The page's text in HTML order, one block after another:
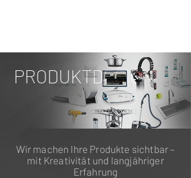
PRODUKTDESIGN
Wir machen Ihre Produkte sichtbar –
mit Kreativität und langjähriger
Erfahrung